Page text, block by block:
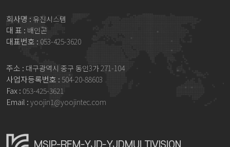
회사명 : 유진시스템
대 표 : 배인곤
대표번호 : 053-425-3620
주소 : 대구광역시 중구 동인3가 271-104
사업자등록번호 : 504-20-88603
Fax : 053-425-3621
Email : yoojin1@yoojintec.com